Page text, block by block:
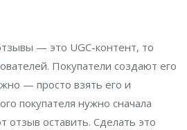
— это UGC-контент, то
Покупатели создают его
— просто взять его и
покупателя нужно сначала
отзыв оставить. Сделать это